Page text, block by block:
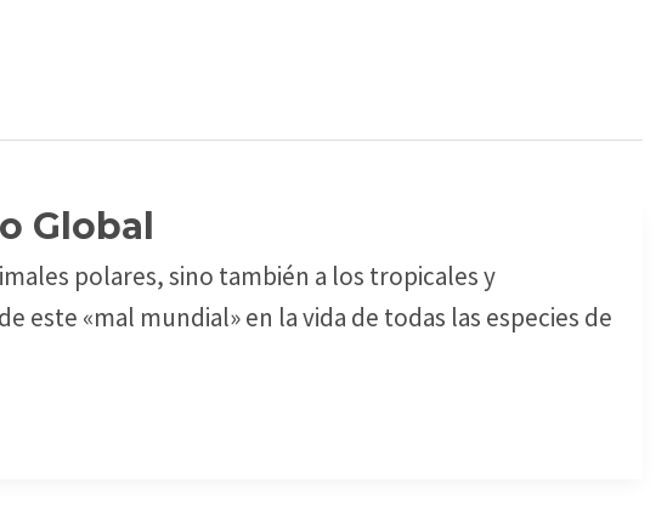
Global
polares, sino también a los tropicales y
este «mal mundial» en la vida de todas las especies de